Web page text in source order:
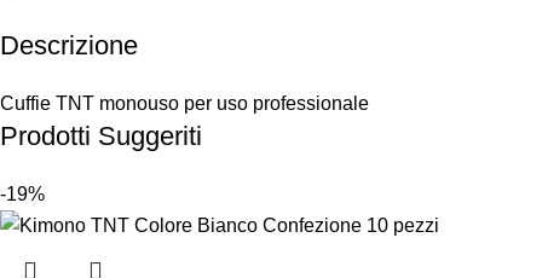
Descrizione
Cuffie TNT monouso per uso professionale
Prodotti Suggeriti
-19%